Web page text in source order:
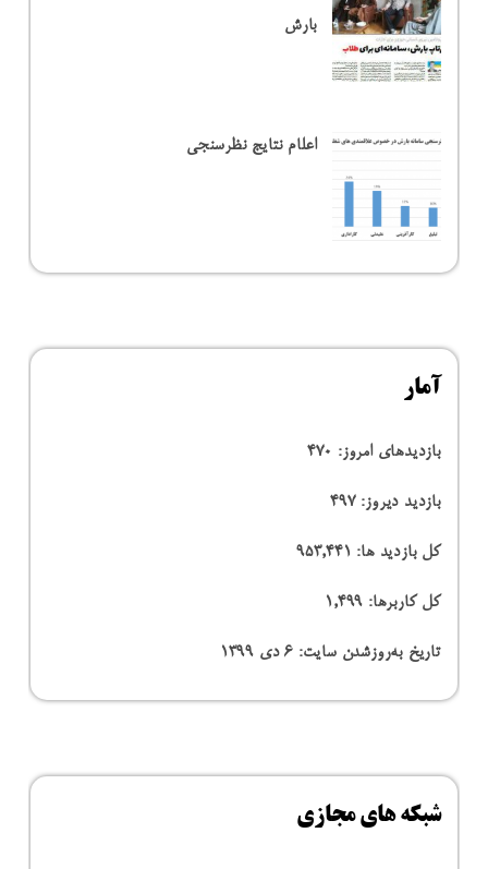
بارش
اعلام نتایج نظرسنجی
آمار
بازدیدهای امروز: 470
بازدید دیروز:497
کل بازدید ها: 953,441
کل کاربرها: 1,499
تاریخ به‌روزشدن سایت:۶ دی ۱۳۹۹
شبکه های مجازی